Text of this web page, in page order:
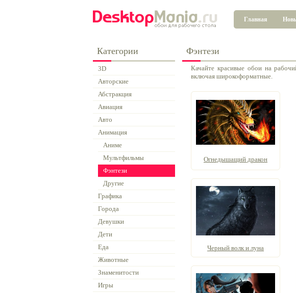
Главная
Категории
3D
Авторские
Абстракция
Авиация
Авто
Анимация
Аниме
Мультфильмы
Фэнтези
Другие
Графика
Города
Девушки
Дети
Еда
Животные
Знаменитости
Игры
Фэнтези
Качайте красивые обои на
включая широкоформатные.
Огнедышащий дракон
Черный волк и луна